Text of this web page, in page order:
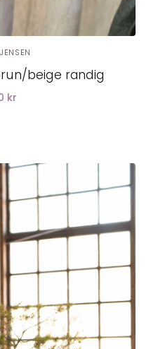
beige randig
kr